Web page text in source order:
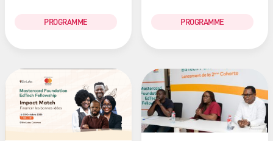
PROGRAMME PROGRAMME